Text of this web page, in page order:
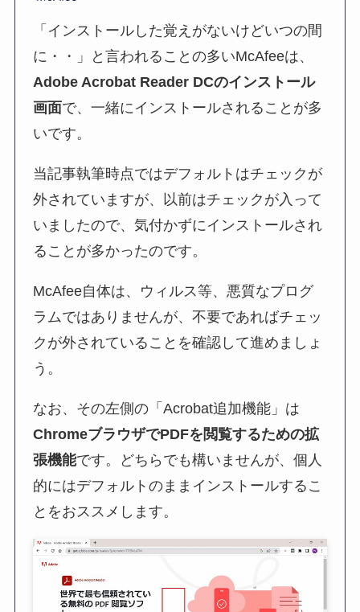
「インストールした覚えがないけどいつの間
に・・」と言われることの多いMcAfeeは、
Adobe Acrobat Reader DCのインストール
画面で、一緒にインストールされることが多
いです。
当記事執筆時点ではデフォルトはチェックが
外されていますが、以前はチェックが入って
いましたので、気付かずにインストールされ
ることが多かったのです。
McAfee自体は、ウィルス等、悪質なプログ
ラムではありませんが、不要であればチェッ
クが外されていることを確認して進めましょ
う。
なお、その左側の「Acrobat追加機能」は
ChromeブラウザでPDFを閲覧するための拡
張機能です。どちらでも構いませんが、個人
的にはデフォルトのままインストールするこ
とをおススメします。